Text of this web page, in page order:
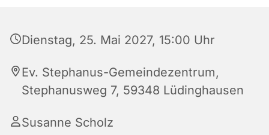
Dienstag, 25. Mai 2027, 15:00 Uhr
Ev. Stephanus-Gemeindezentrum,
Stephanusweg 7, 59348 Lüdinghausen
Susanne Scholz